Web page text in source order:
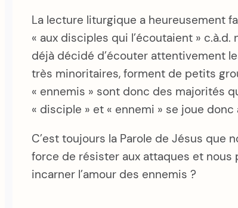
La lecture liturgique a heureusement
« aux disciples qui l’écoutaient »
déjà décidé d’écouter attentivement
très minoritaires, forment de petits
« ennemis » sont donc des majorités
« disciple » et « ennemi » se joue donc
C’est toujours la Parole de Jésus que
force de résister aux attaques et
incarner l’amour des ennemis ?